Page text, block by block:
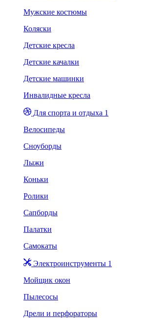
Мужские костюмы
Коляски
Детские кресла
Детские качалки
Детские машинки
Инвалидные кресла
Для спорта и отдыха 1
Велосипеды
Сноуборды
Лыжи
Коньки
Ролики
Сапборды
Палатки
Самокаты
Электроинструменты 1
Мойщик окон
Пылесосы
Дрели и перфораторы